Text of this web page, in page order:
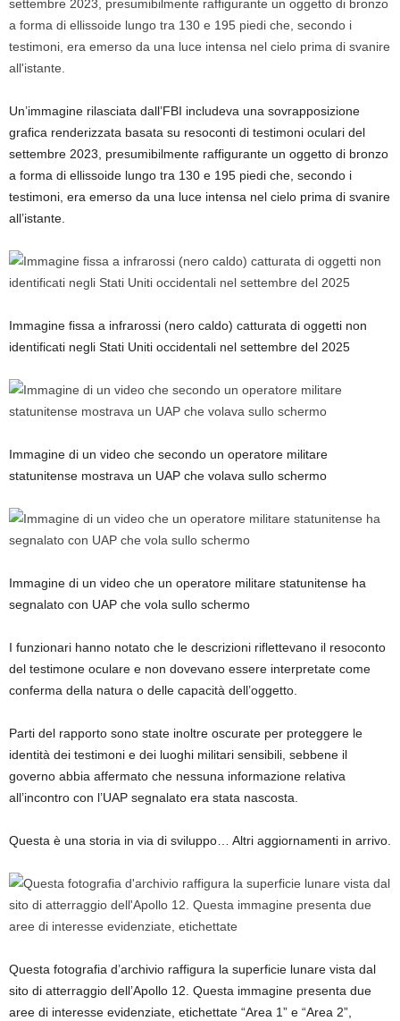
Un’immagine rilasciata dall’FBI includeva una sovrapposizione
grafica renderizzata basata su resoconti di testimoni oculari del
settembre 2023, presumibilmente raffigurante un oggetto di bronzo
a forma di ellissoide lungo tra 130 e 195 piedi che, secondo i
testimoni, era emerso da una luce intensa nel cielo prima di svanire
all’istante.
Immagine fissa a infrarossi (nero caldo) catturata di oggetti non
identificati negli Stati Uniti occidentali nel settembre del 2025
Immagine di un video che secondo un operatore militare
statunitense mostrava un UAP che volava sullo schermo
Immagine di un video che un operatore militare statunitense ha
segnalato con UAP che vola sullo schermo
I funzionari hanno notato che le descrizioni riflettevano il resoconto
del testimone oculare e non dovevano essere interpretate come
conferma della natura o delle capacità dell’oggetto.
Parti del rapporto sono state inoltre oscurate per proteggere le
identità dei testimoni e dei luoghi militari sensibili, sebbene il
governo abbia affermato che nessuna informazione relativa
all’incontro con l’UAP segnalato era stata nascosta.
Questa è una storia in via di sviluppo… Altri aggiornamenti in arrivo.
Questa fotografia d’archivio raffigura la superficie lunare vista dal
sito di atterraggio dell’Apollo 12. Questa immagine presenta due
aree di interesse evidenziate, etichettate “Area 1” e “Area 2”,